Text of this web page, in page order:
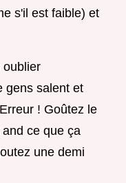
s'il est faible) et
oublier
gens salent et
! Goûtez le
ce que ça
une demi